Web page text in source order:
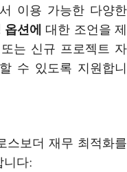
이용 가능한 다양한
옵션에 대한 조언을 제
는 신규 프로젝트 자
수 있도록 지원합니
스보더 재무 최적화를
니다: